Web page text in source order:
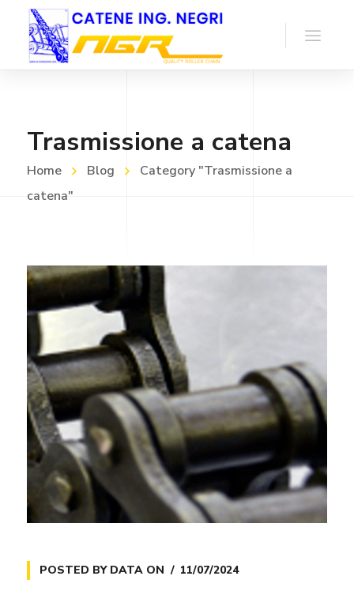
Trasmissione a catena
Home Blog
Category "Trasmissione a
catena"
POSTED BY DATAON 11/07/2024